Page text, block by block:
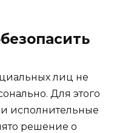
лиц не
Для этого
исполнительные
решение о